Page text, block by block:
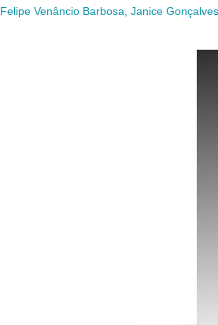
Felipe Venâncio Barbosa, Janice